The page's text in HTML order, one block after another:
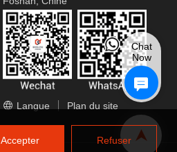
Langue Plan du site
Chat
Now
Accepter Refuser